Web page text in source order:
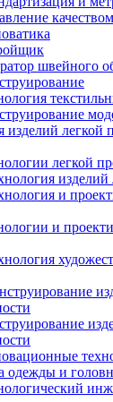
качеством
швейного
изделий
легкой
и
и
одежды и